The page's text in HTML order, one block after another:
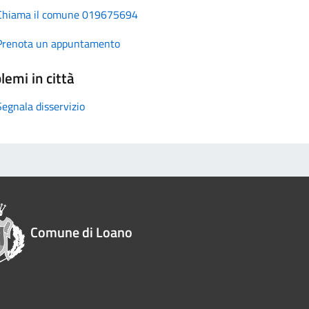
il comune 019675694
un appuntamento
in città
disservizio
Comune di Loano